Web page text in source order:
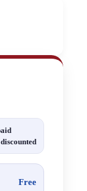
Free